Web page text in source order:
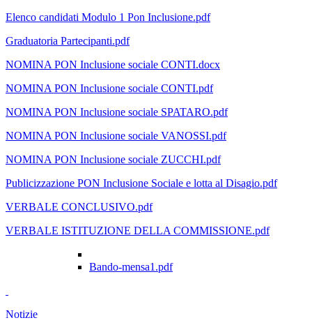
Elenco candidati Modulo 1 Pon Inclusione.pdf
Graduatoria Partecipanti.pdf
NOMINA PON Inclusione sociale CONTI.docx
NOMINA PON Inclusione sociale CONTI.pdf
NOMINA PON Inclusione sociale SPATARO.pdf
NOMINA PON Inclusione sociale VANOSSI.pdf
NOMINA PON Inclusione sociale ZUCCHI.pdf
Publicizzazione PON Inclusione Sociale e lotta al Disagio.pdf
VERBALE CONCLUSIVO.pdf
VERBALE ISTITUZIONE DELLA COMMISSIONE.pdf
Bando-mensa1.pdf
Notizie